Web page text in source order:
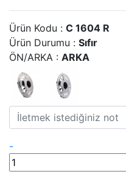
Ürün Kodu : C 1604 R
Ürün Durumu : Sıfır
ÖN/ARKA : ARKA
-